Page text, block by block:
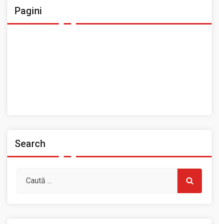
Pagini
Search